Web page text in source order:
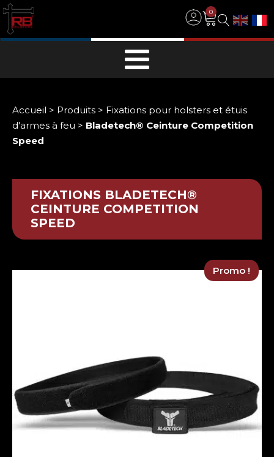
0
Accueil > Produits > Fixations pour holsters et étuis
d'armes à feu > Bladetech® Ceinture Competition
Speed
FIXATIONS BLADETECH®
CEINTURE COMPETITION
SPEED
Promo !